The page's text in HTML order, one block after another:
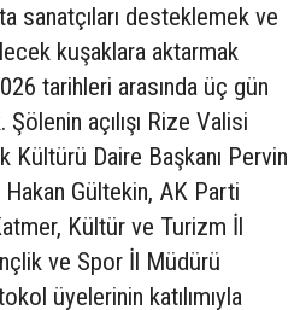
sanatçıları desteklemek ve
kuşaklara aktarmak
tarihleri arasında üç gün
açılışı Rize Valisi
Kültürü Daire Başkanı Pervin
Hakan Gültekin, AK Parti
Kültür ve Turizm İl
ve Spor İl Müdürü
üyelerinin katılımıyla